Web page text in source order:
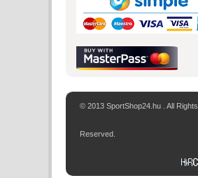
© 2013 SportShop24.hu . All Rights
Reserved.